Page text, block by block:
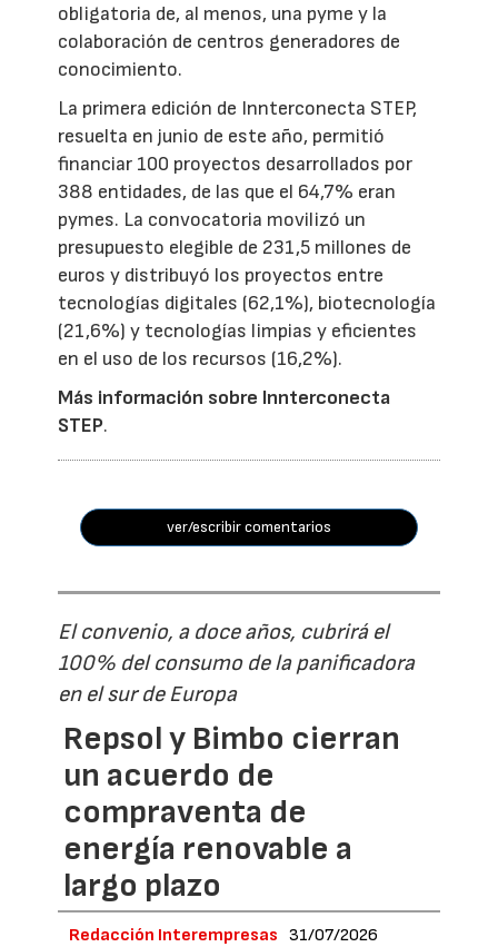
obligatoria de, al menos, una pyme y la
colaboración de centros generadores de
conocimiento.
La primera edición de Innterconecta STEP,
resuelta en junio de este año, permitió
financiar 100 proyectos desarrollados por
388 entidades, de las que el 64,7% eran
pymes. La convocatoria movilizó un
presupuesto elegible de 231,5 millones de
euros y distribuyó los proyectos entre
tecnologías digitales (62,1%), biotecnología
(21,6%) y tecnologías limpias y eficientes
en el uso de los recursos (16,2%).
Más información sobre Innterconecta
STEP.
ver/escribir comentarios
El convenio, a doce años, cubrirá el
100% del consumo de la panificadora
en el sur de Europa
Repsol y Bimbo cierran
un acuerdo de
compraventa de
energía renovable a
largo plazo
Redacción Interempresas 31/07/2026